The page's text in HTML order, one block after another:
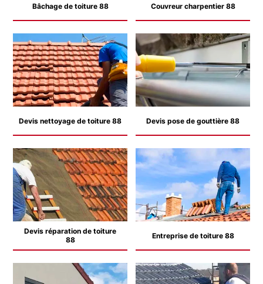
Bâchage de toiture 88 Couvreur charpentier 88
Devis nettoyage de toiture 88 Devis pose de gouttière 88
Devis réparation de toiture
88
Entreprise de toiture 88